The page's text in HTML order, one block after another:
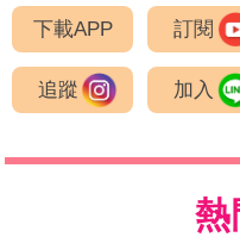
下載APP 訂閱
追蹤 加入
熱